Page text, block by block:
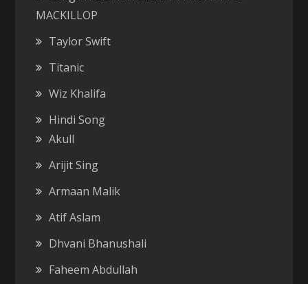
MACKILLOP
Taylor Swift
Titanic
Wiz Khalifa
Hindi Song
Akull
Arijit Sing
Armaan Malik
Atif Aslam
Dhvani Bhanushali
Faheem Abdullah